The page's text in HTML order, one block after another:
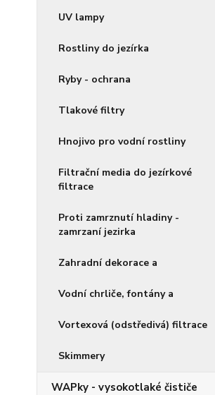
UV lampy
Rostliny do jezírka
Ryby - ochrana
Tlakové filtry
Hnojivo pro vodní rostliny
Filtrační media do jezírkové
filtrace
Proti zamrznutí hladiny -
zamrzaní jezirka
Zahradní dekorace a
Vodní chrliče, fontány a
Vortexová (odstředivá) filtrace
Skimmery
WAPky - vysokotlaké čističe